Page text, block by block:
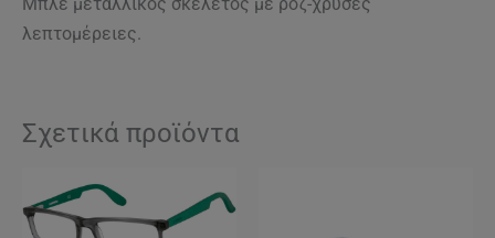
λεπτομέρειες.
Σχετικά προϊόντα